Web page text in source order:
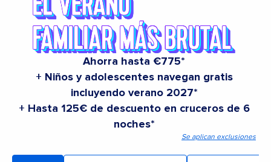
Ahorra hasta €775*
+ Niños y adolescentes navegan gratis
incluyendo verano 2027*
+ Hasta 125€ de descuento en cruceros de 6
noches*
Se aplican exclusiones